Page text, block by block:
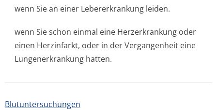
wenn Sie an einer Lebererkrankung leiden.
wenn Sie schon einmal eine Herzerkrankung oder
einen Herzinfarkt, oder in der Vergangenheit eine
Lungenerkrankung hatten.
Blutuntersuchun­gen